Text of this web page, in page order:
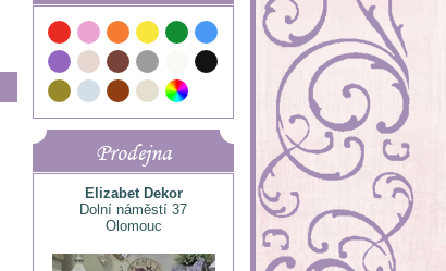
Prodejna
Elizabet Dekor
Dolní náměstí 37
Olomouc